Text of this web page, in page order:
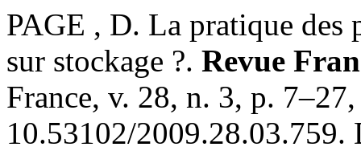
PAGE , D. La pratique des
sur stockage ?. Revue
France, v. 28, n. 3, p.
10.53102/2009.28.03.759.